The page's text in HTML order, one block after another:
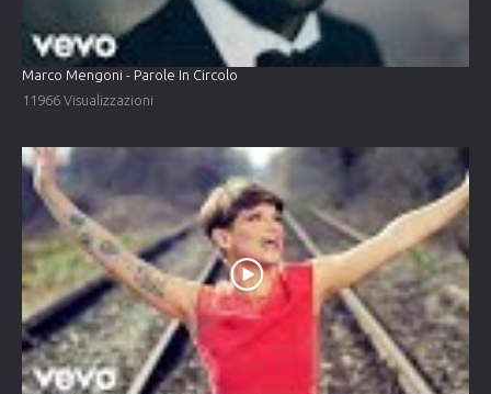
Marco Mengoni - Parole In Circolo
11966 Visualizzazioni